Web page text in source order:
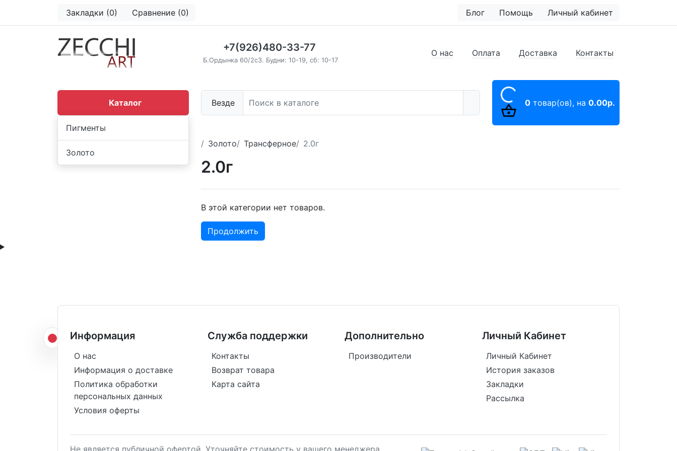
Закладки (0) Сравнение (0) Блог Помощь Личный кабинет
+7(926)480-33-77
Б.Ордынка 60/2c3. Будни: 10-19, сб: 10-17
Везде
О нас Оплата Доставка Контакты
0 товар(ов), на 0.00р.
Каталог
Пигменты
Золото
Золото Трансферное 2.0г
2.0г
В этой категории нет товаров.
Продолжить
Информация
О нас
Информация о доставке
Политика обработки
персональных данных
Условия оферты
Служба поддержки
Контакты
Возврат товара
Карта сайта
Дополнительно
Производители
Личный Кабинет
Личный Кабинет
История заказов
Закладки
Рассылка
Не является публичной офертой. Уточняйте стоимость у вашего менеджера.